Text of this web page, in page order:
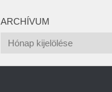
ARCHÍVUM
Archívum